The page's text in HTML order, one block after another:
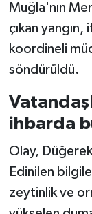
Muğla'nın
çıkan
koordineli
söndürüldü.
ihbarda
Olay,
Edinilen
zeytinlik ve